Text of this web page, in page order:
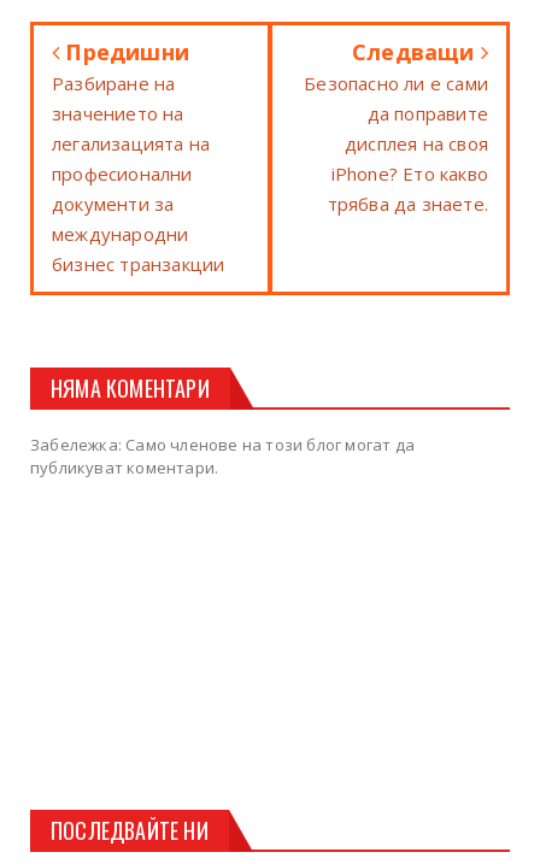
Предишни
Разбиране на
значението на
легализацията на
професионални
документи за
международни
бизнес транзакции
Следващи
Безопасно ли е сами
да поправите
дисплея на своя
iPhone? Ето какво
трябва да знаете.
НЯМА КОМЕНТАРИ
Забележка: Само членове на този блог могат да
публикуват коментари.
ПОСЛЕДВАЙТЕ НИ